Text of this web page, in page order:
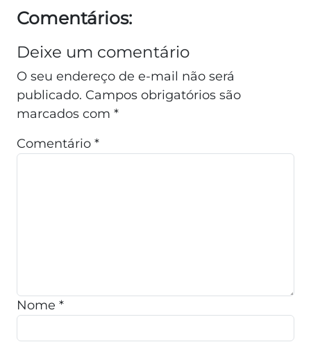
Comentários:
Deixe um comentário
O seu endereço de e-mail não será
publicado. Campos obrigatórios são
marcados com *
Comentário *
Nome *